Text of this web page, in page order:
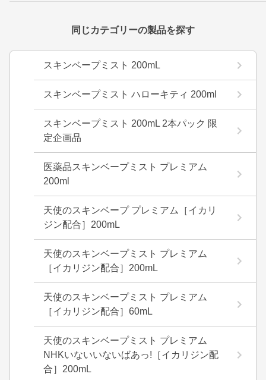
同じカテゴリーの製品を探す
スキンベープミスト 200mL
スキンベープミスト ハローキティ 200ml
スキンベープミスト 200mL 2本パック 限
定企画品
医薬品スキンベープミスト プレミアム
200ml
天使のスキンベープ プレミアム［イカリ
ジン配合］200mL
天使のスキンベープミスト プレミアム
［イカリジン配合］200mL
天使のスキンベープミスト プレミアム
［イカリジン配合］60mL
天使のスキンベープミスト プレミアム
NHKいないいないばあっ!［イカリジン配
合］200mL